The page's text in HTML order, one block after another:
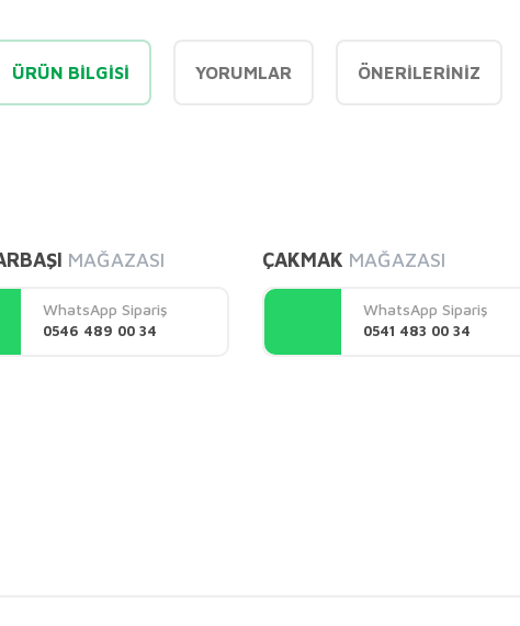
ÜRÜN BILGISI YORUMLAR ÖNERILERINIZ
Yorum Yaz
MAĞAZASI
WhatsApp Sipariş
0546 489 00 34
ÇAKMAK MAĞAZASI
WhatsApp Sipariş
0541 483 00 34